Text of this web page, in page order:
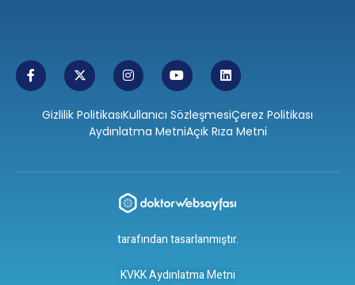
Gizlilik PolitikasıKullanıcı SözleşmesiÇerez Politikası
Aydınlatma MetniAçık Rıza Metni
tarafından tasarlanmıştır.
KVKK Aydınlatma Metni